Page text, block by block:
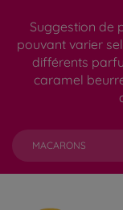
Suggestion de
pouvant varier
différents
caramel
MACARONS